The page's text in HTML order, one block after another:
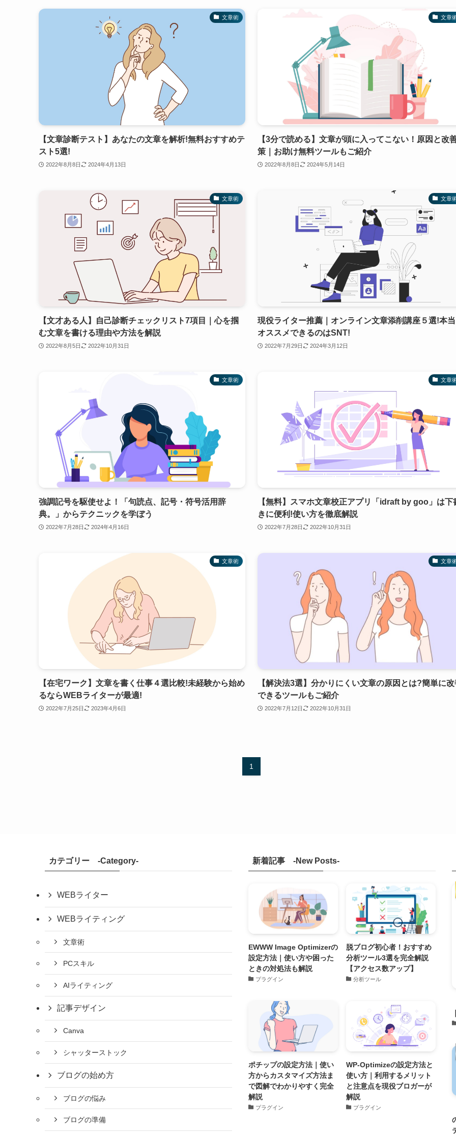
文章術
【文章診断テスト】あなたの文章を解析!無料おすすめテ
スト5選!
2022年8月8日 2024年4月13日
文章
【3分で読める】文章が頭に入ってこない！原因と改
策｜お助け無料ツールもご紹介
2022年8月8日 2024年5月14日
文章術
【文才ある人】自己診断チェックリスト7項目｜心を掴
む文章を書ける理由や方法を解説
2022年8月5日 2022年10月31日
文章
現役ライター推薦｜オンライン文章添削講座５選!本
オススメできるのはSNT!
2022年7月29日 2024年3月12日
文章術
強調記号を駆使せよ！「句読点、記号・符号活用辞
典。」からテクニックを学ぼう
2022年7月28日 2024年4月16日
文章
【無料】スマホ文章校正アプリ「idraft by goo」は下
きに便利!使い方を徹底解説
2022年7月28日 2022年10月31日
文章術
【在宅ワーク】文章を書く仕事４選比較!未経験から始め
るならWEBライターが最適!
2022年7月25日 2023年4月6日
文章
【解決法3選】分かりにくい文章の原因とは?簡単に
できるツールもご紹介
2022年7月12日 2022年10月31日
1
カテゴリー -Category-
WEBライター
WEBライティング
文章術
PCスキル
AIライティング
記事デザイン
Canva
シャッターストック
ブログの始め方
ブログの悩み
ブログの準備
新着記事 -New Posts-
EWWW Image Optimizerの
設定方法｜使い方や困った
ときの対処法も解説
プラグイン
脱ブログ初心者！おすすめ
分析ツール3選を完全解説
【アクセス数アップ】
分析ツール
ポチップの設定方法｜使い
方からカスタマイズ方法ま
で図解でわかりやすく完全
解説
プラグイン
WP-Optimizeの設定方法と
使い方｜利用するメリット
と注意点を現役ブロガーが
解説
プラグイン